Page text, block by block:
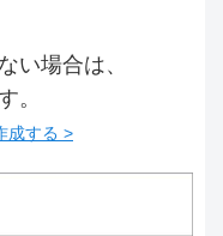
い場合は、
。
成する >